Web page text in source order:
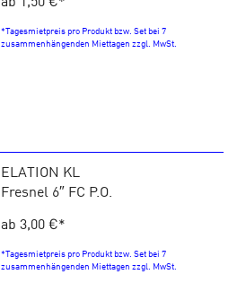
*Tagesmietpreis pro Produkt bzw. Set bei 7
zusammenhängenden Miettagen zzgl. MwSt.
ELATION KL
Fresnel 6″ FC P.O.
ab 3,00 €*
*Tagesmietpreis pro Produkt bzw. Set bei 7
zusammenhängenden Miettagen zzgl. MwSt.